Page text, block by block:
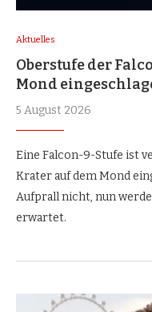
Aktuelles
Oberstufe der
Mond
5 August 2026
Eine Falcon-9-Stufe ist
Krater auf dem Mond
Aufprall nicht, nun
erwartet.